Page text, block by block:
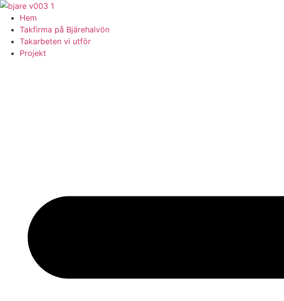
Skip
content
Hem
Takfirma på Bjärehalvön
Takarbeten vi utför
Projekt